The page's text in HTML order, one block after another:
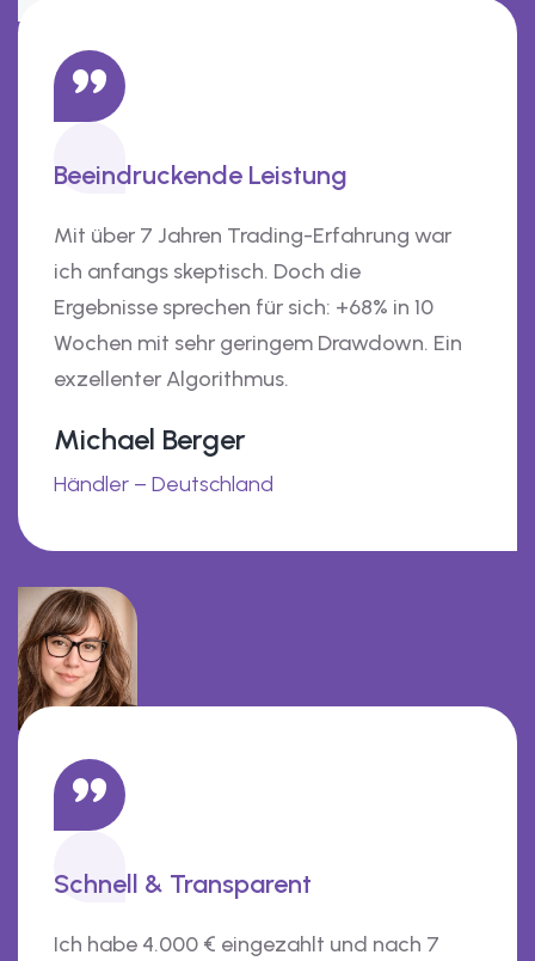
Beeindruckende Leistung
Mit über 7 Jahren Trading-Erfahrung war
ich anfangs skeptisch. Doch die
Ergebnisse sprechen für sich: +68% in 10
Wochen mit sehr geringem Drawdown. Ein
exzellenter Algorithmus.
Michael Berger
Händler – Deutschland
Schnell & Transparent
Ich habe 4.000 € eingezahlt und nach 7